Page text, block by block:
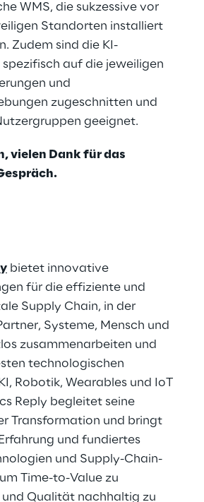
WMS, die sukzessive vor
Standorten installiert
Zudem sind die KI-
auf die jeweiligen
und
zugeschnitten und
geeignet.
vielen Dank für das
bietet innovative
für die effiziente und
Supply Chain, in der
Systeme, Mensch und
zusammenarbeiten und
technologischen
Robotik, Wearables und IoT
Reply begleitet seine
Transformation und bringt
und fundiertes
und Supply-Chain-
Time-to-Value zu
und Qualität nachhaltig zu